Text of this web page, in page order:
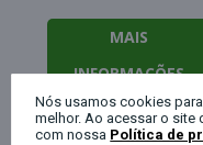
MAIS
INFORMAÇÕES
Nós usamos cookies
melhor. Ao acessar o
com nossa Política de